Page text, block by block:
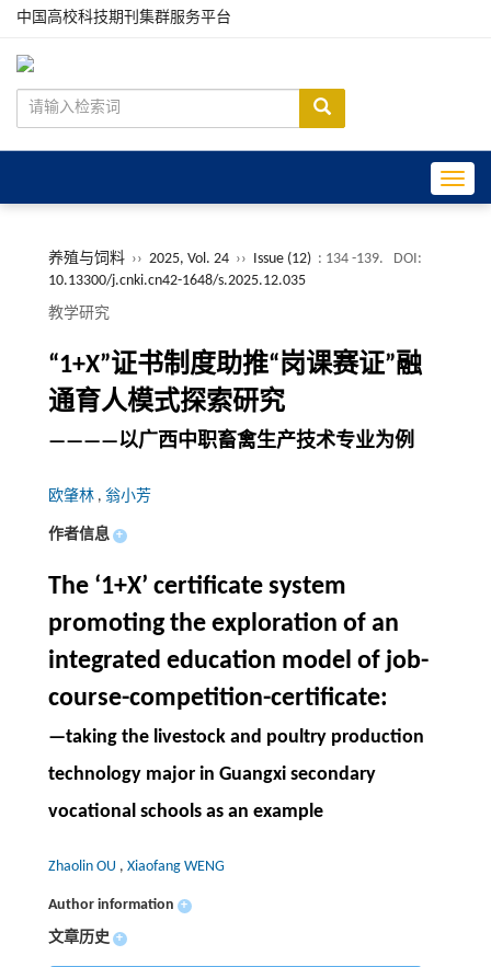
中国高校科技期刊集群服务平台
养殖与饲料 ›› 2025, Vol. 24 ›› Issue (12) : 134 -139.
DOI:
10.13300/j.cnki.cn42-1648/s.2025.12.035
教学研究
“1+X”证书制度助推“岗课赛证”融
通育人模式探索研究
————以广西中职畜禽生产技术专业为例
欧肇林 , 翁小芳
作者信息 +
The ‘1+X’ certificate system
promoting the exploration of an
integrated education model of job-
course-competition-certificate:
—taking the livestock and poultry production
technology major in Guangxi secondary
vocational schools as an example
Zhaolin OU , Xiaofang WENG
Author information +
文章历史 +